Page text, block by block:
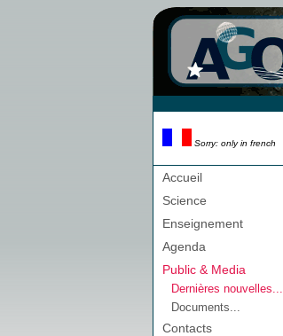
Sorry: only in french
Accueil
Science
Enseignement
Agenda
Public & Media
Dernières nouvelles...
Documents...
Contacts